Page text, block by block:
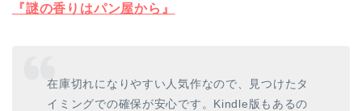
『謎の香りはパン屋から』
在庫切れになりやすい人気作なので、見つけたタ
イミングでの確保が安心です。Kindle版もあるの